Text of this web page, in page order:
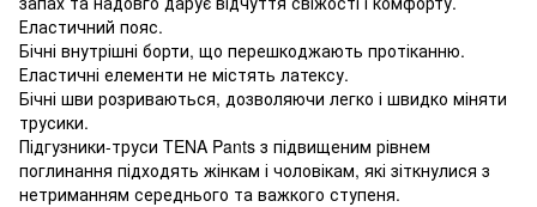
Еластичний пояс.
Бічні внутрішні борти, що перешкоджають протіканню.
Еластичні елементи не містять латексу.
Бічні шви розриваються, дозволяючи легко і швидко міняти
трусики.
Підгузники-труси TENA Pants з підвищеним рівнем
поглинання підходять жінкам і чоловікам, які зіткнулися з
нетриманням середнього та важкого ступеня.